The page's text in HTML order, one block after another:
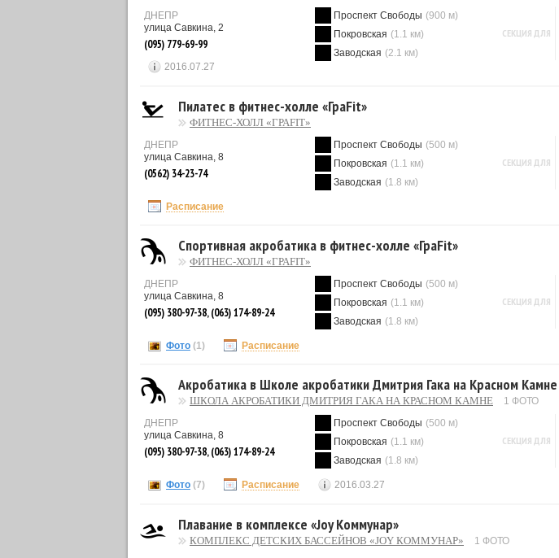
ДНЕПР
улица Савкина, 2
(095) 779-69-99
Проспект Свободы (900 м)
Покровская (1.1 км)
Заводская (2.1 км)
СЕКЦИЯ ДЛЯ
2016.07.27
Пилатес в фитнес-холле «ГраFit»
ФИТНЕС-ХОЛЛ «ГРАFIT»
ДНЕПР
улица Савкина, 8
(0562) 34-23-74
Проспект Свободы (500 м)
Покровская (1.1 км)
Заводская (1.8 км)
СЕКЦИЯ ДЛЯ
Расписание
Спортивная акробатика в фитнес-холле «ГраFit»
ФИТНЕС-ХОЛЛ «ГРАFIT»
ДНЕПР
улица Савкина, 8
(095) 380-97-38, (063) 174-89-24
Проспект Свободы (500 м)
Покровская (1.1 км)
Заводская (1.8 км)
СЕКЦИЯ ДЛЯ
Фото (1) Расписание
Акробатика в Школе акробатики Дмитрия Гака на Красном Камне
ШКОЛА АКРОБАТИКИ ДМИТРИЯ ГАКА НА КРАСНОМ КАМНЕ
1 ФОТО
ДНЕПР
улица Савкина, 8
(095) 380-97-38, (063) 174-89-24
Проспект Свободы (500 м)
Покровская (1.1 км)
Заводская (1.8 км)
СЕКЦИЯ ДЛЯ
Фото (7) Расписание 2016.03.27
Плавание в комплексе «Joy Коммунар»
КОМПЛЕКС ДЕТСКИХ БАССЕЙНОВ «JOY КОММУНАР» 1 ФОТО